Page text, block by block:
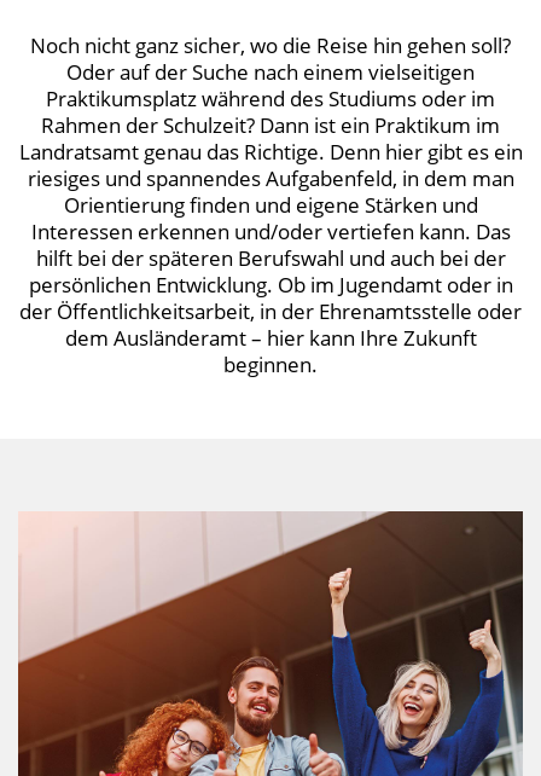
Noch nicht ganz sicher, wo die Reise hin gehen soll?
Oder auf der Suche nach einem vielseitigen
Praktikumsplatz während des Studiums oder im
Rahmen der Schulzeit? Dann ist ein Praktikum im
Landratsamt genau das Richtige. Denn hier gibt es ein
riesiges und spannendes Aufgabenfeld, in dem man
Orientierung finden und eigene Stärken und
Interessen erkennen und/oder vertiefen kann. Das
hilft bei der späteren Berufswahl und auch bei der
persönlichen Entwicklung. Ob im Jugendamt oder in
der Öffentlichkeitsarbeit, in der Ehrenamtsstelle oder
dem Ausländeramt – hier kann Ihre Zukunft
beginnen.